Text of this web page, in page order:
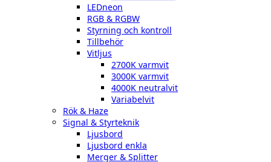
LEDneon
RGB & RGBW
Styrning och kontroll
Tillbehör
Vitljus
2700K varmvit
3000K varmvit
4000K neutralvit
Variabelvit
Rök & Haze
Signal & Styrteknik
Ljusbord
Ljusbord enkla
Merger & Splitter